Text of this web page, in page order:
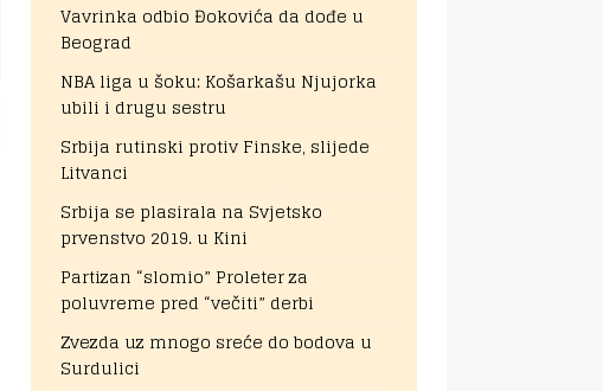
Vavrinka odbio Đokovića da dođe u
Beograd
NBA liga u šoku: Košarkašu Njujorka
ubili i drugu sestru
Srbija rutinski protiv Finske, slijede
Litvanci
Srbija se plasirala na Svjetsko
prvenstvo 2019. u Kini
Partizan “slomio” Proleter za
poluvreme pred “večiti” derbi
Zvezda uz mnogo sreće do bodova u
Surdulici